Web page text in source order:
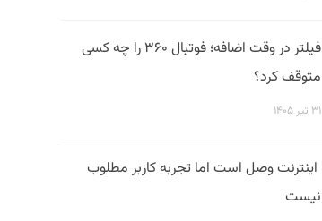
فیلتر در وقت اضافه؛ فوتبال ۳۶۰ را چه کسی
متوقف کرد؟
۳۱ تیر ۱۴۰۵
اینترنت وصل است اما تجربه کاربر مطلوب
نیست